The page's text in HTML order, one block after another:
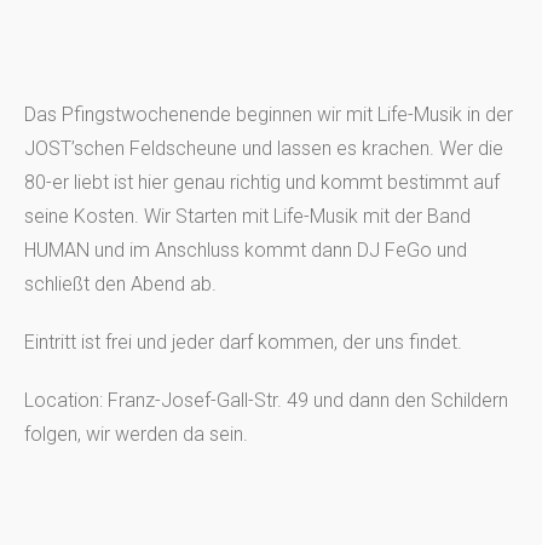
Das Pfingstwochenende beginnen wir mit Life-Musik in der
JOST’schen Feldscheune und lassen es krachen. Wer die
80-er liebt ist hier genau richtig und kommt bestimmt auf
seine Kosten. Wir Starten mit Life-Musik mit der Band
HUMAN und im Anschluss kommt dann DJ FeGo und
schließt den Abend ab.
Eintritt ist frei und jeder darf kommen, der uns findet.
Location: Franz-Josef-Gall-Str. 49 und dann den Schildern
folgen, wir werden da sein.